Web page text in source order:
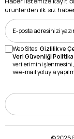
ürünlerden ilk siz
Web SitesiGizlilik ve
Veri Güvenliği
verilerimin
ve e-mail yoluyla